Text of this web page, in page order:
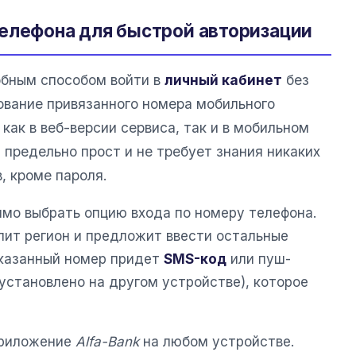
для быстрой авторизации
способом войти в личный кабинет без
привязанного номера мобильного
в веб-версии сервиса, так и в мобильном
прост и не требует знания никаких
кроме пароля.
выбрать опцию входа по номеру телефона.
регион и предложит ввести остальные
номер придет SMS-код или пуш-
на другом устройстве), которое
Alfa-Bankна любом устройстве.